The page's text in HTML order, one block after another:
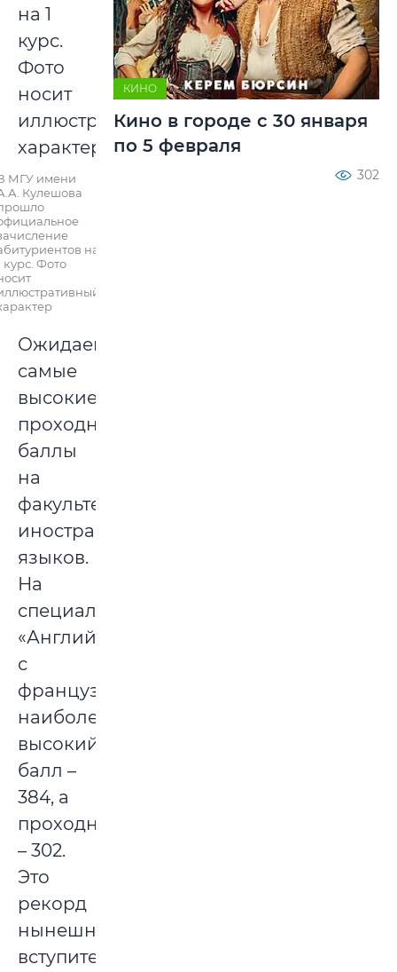
МГУ имени
Кулешова
на
курс. Фото
Ожидаемо
самые
высокие
проходные
баллы
на
факультете
иностранных
языков.
На
специальности
«Английский
с
французским»
наиболее
высокий
балл –
384, а
проходной
– 302.
Это
рекорд
нынешней
вступительной
КИНО
Кино в городе с 30 января
по 5 февраля
302